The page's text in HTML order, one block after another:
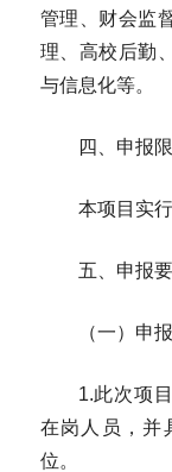
管理、财会监
理、高校后勤
与信息化等。
四、申报
本项目实
五、申报
（一）申
1.此次项
在岗人员，并
位。